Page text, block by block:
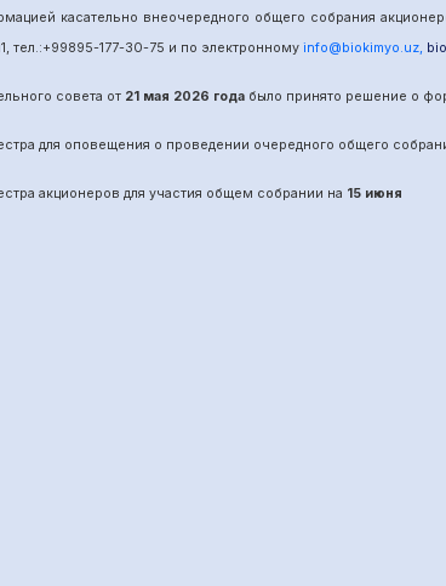
касательно внеочередного общего собрания
тел.:+99895-177-30-75 и по электронному info@biokimyo.uz,
совета от 21 мая 2026 годабыло принято решение о
для оповещения о проведении очередного общего
акционеров для участия общем собрании на 15 июня